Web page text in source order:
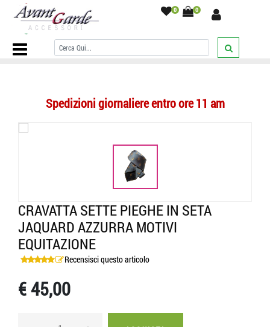
0 0
Home Page/CRAVATTE/Sette Pieghe/Cravatta sette pieghe in seta
jaquard azzurra motivi equitazione
Spedizioni giornaliere entro ore 11 am
CRAVATTA SETTE PIEGHE IN SETA
JAQUARD AZZURRA MOTIVI
EQUITAZIONE
Recensisci questo articolo
€ 45,00